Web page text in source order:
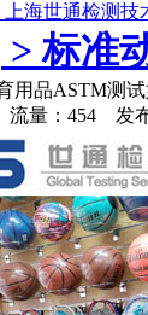
海世通检测技
>标准
用品ASTM测
量：454 发布